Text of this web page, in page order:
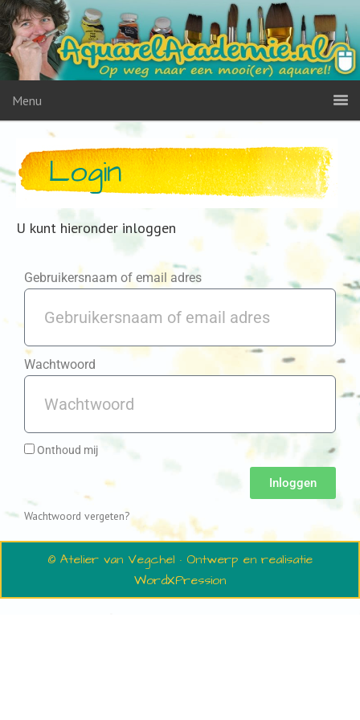
Menu
Login
U kunt hieronder inloggen
Gebruikersnaam of email adres
Wachtwoord
Onthoud mij
Inloggen
Wachtwoord vergeten?
© Atelier van Vegchel · Ontwerp en realisatie
WordXPression